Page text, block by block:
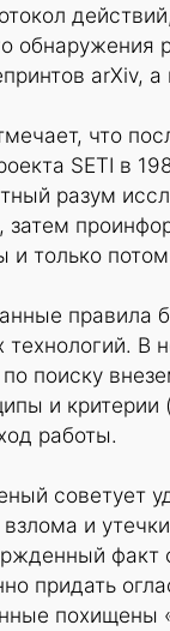
обнаружения
arXiv,
что
SETI в
разум
затем
и только
правила
технологий. В
поиску
и
работы.
советует
взлома и
факт
придать
похищены